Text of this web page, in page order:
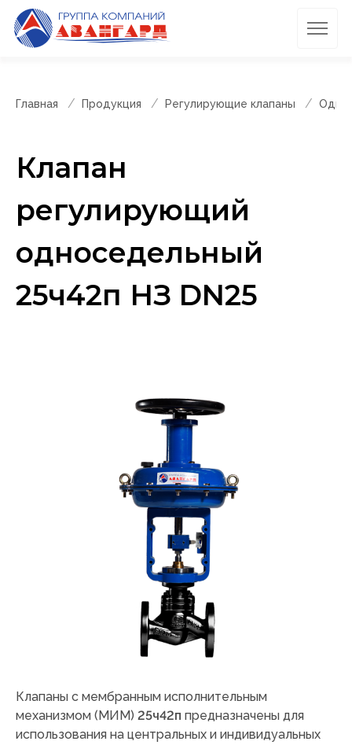
Главная Продукция Регулирующие клапаны
Клапан
регулирующий
односедельный
25ч42п НЗ DN25
Клапаны с мембранным исполнительным
механизмом (МИМ) 25ч42п предназначены для
использования на центральных и индивидуальных